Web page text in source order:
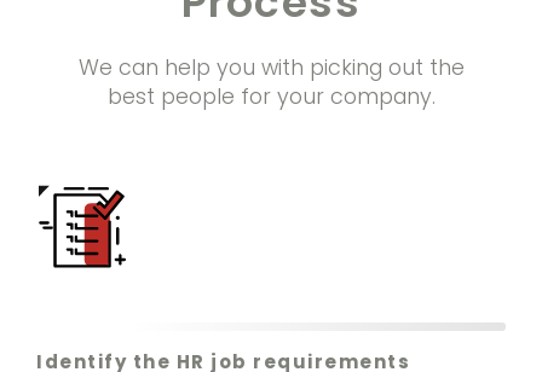
We can help you with picking out the
best people for your company.
Identify the HR job requirements